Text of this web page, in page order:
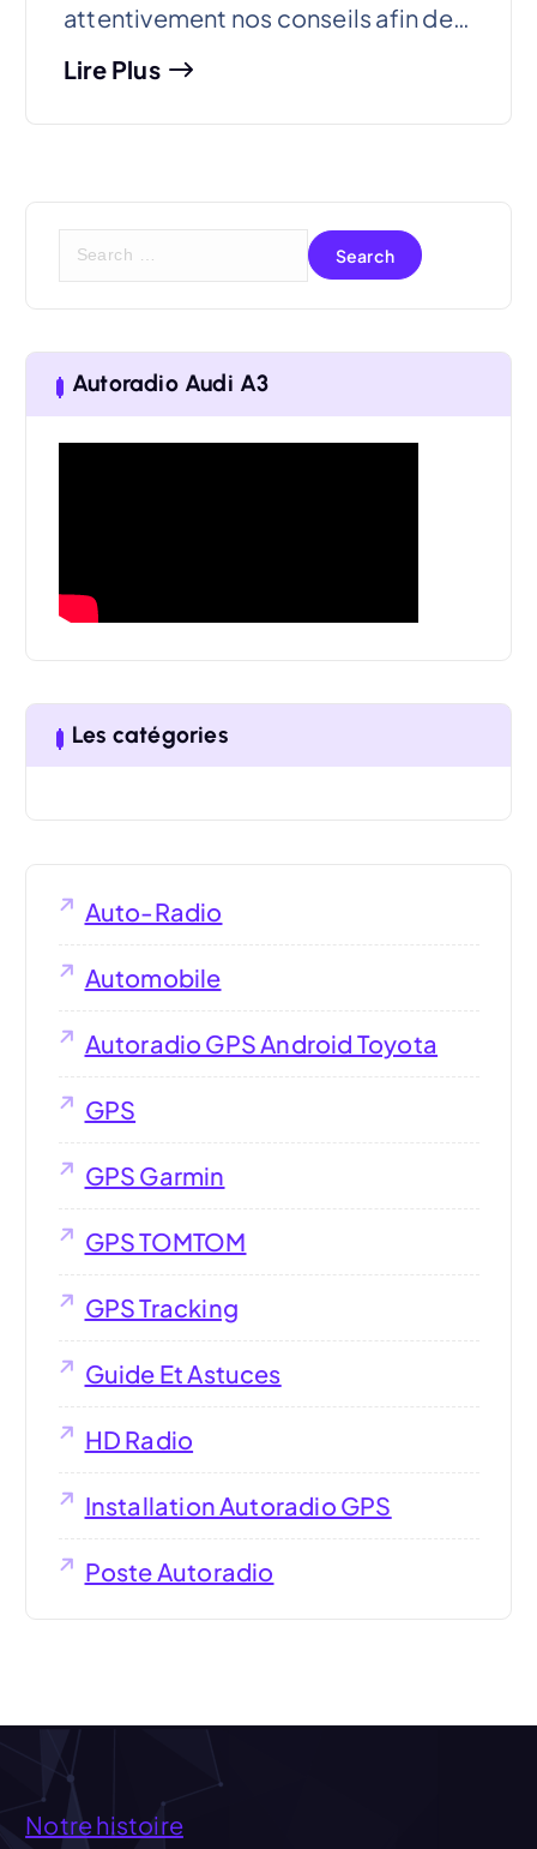
attentivement nos conseils afin de…
Lire Plus
e
r
c
h
:
Autoradio Audi A3
Les catégories
Auto-Radio
Automobile
Autoradio GPS Android Toyota
GPS
GPS Garmin
GPS TOMTOM
GPS Tracking
Guide Et Astuces
HD Radio
Installation Autoradio GPS
Poste Autoradio
Notre histoire